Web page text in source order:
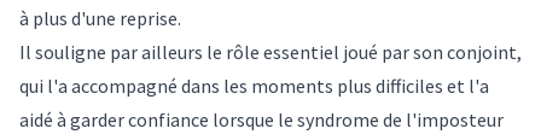
à plus d'une reprise.
Il souligne par ailleurs le rôle essentiel joué par son conjoint,
qui l'a accompagné dans les moments plus difficiles et l'a
aidé à garder confiance lorsque le syndrome de l'imposteur